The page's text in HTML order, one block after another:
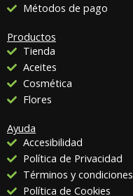
Métodos de pago
Productos
Tienda
Aceites
Cosmética
Flores
Ayuda
Accesibilidad
Política de Privacidad
Términos y condiciones
Política de Cookies